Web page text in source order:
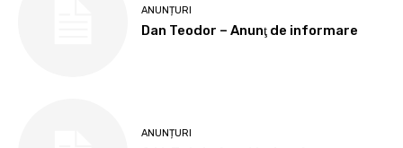
ANUNȚURI
Dan Teodor – Anunţ de informare
ANUNȚURI